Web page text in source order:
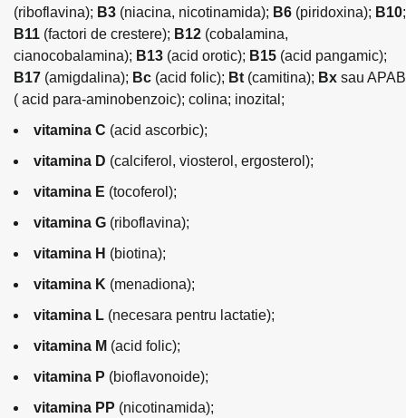
(riboflavina); B3 (niacina, nicotinamida); B6 (piridoxina); B10;
B11 (factori de crestere); B12 (cobalamina,
cianocobalamina); B13 (acid orotic); B15 (acid pangamic);
B17 (amigdalina); Bc (acid folic); Bt (camitina); Bx sau APAB
( acid para-aminobenzoic); colina; inozital;
vitamina C (acid ascorbic);
vitamina D (calciferol, viosterol, ergosterol);
vitamina E (tocoferol);
vitamina G (riboflavina);
vitamina H (biotina);
vitamina K (menadiona);
vitamina L (necesara pentru lactatie);
vitamina M (acid folic);
vitamina P (bioflavonoide);
vitamina PP (nicotinamida);